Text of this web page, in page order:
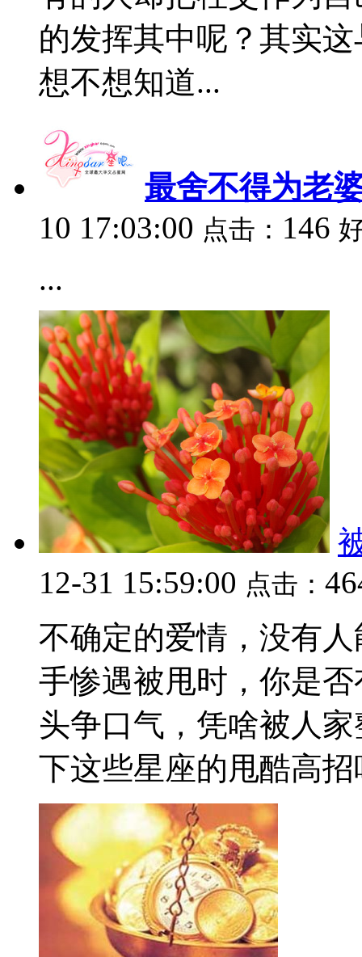
的发挥其中呢？其实
想不想知道...
最舍不得为老
10 17:03:00 点击： 146
...
12-31 15:59:00 点击：
不确定的爱情，没有
手惨遇被甩时，你是
头争口气，凭啥被人
下这些星座的甩酷高招